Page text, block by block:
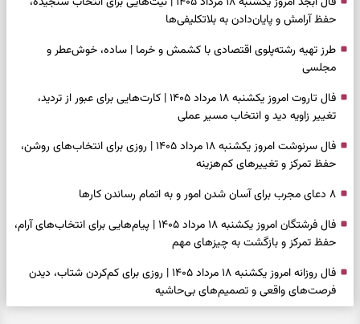
حفظ آرامش و پایان‌دادن به بلاتکلیفی‌ها
طرز تهیه رشته‌پلوی اقتصادی با کشمش و خرما | ساده، خوش‌عطر و
مجلسی
فال تاروت امروز یکشنبه ۱۸ مرداد ۱۴۰۵ | کارت‌هایی برای عبور از تردید،
تغییر زاویه دید و انتخاب مسیر عملی
فال سرنوشت امروز یکشنبه ۱۸ مرداد ۱۴۰۵ | روزی برای انتخاب‌های روشن،
حفظ تمرکز و تغییرهای کم‌هزینه
۸ دعای مجرب برای آسان شدن امور و به اتمام رساندن کار‌ها
فال فرشتگان امروز یکشنبه ۱۸ مرداد ۱۴۰۵ | پیام‌هایی برای انتخاب‌های آرام،
حفظ تمرکز و بازگشت به چیزهای مهم
فال روزانه امروز یکشنبه ۱۸ مرداد ۱۴۰۵ | روزی برای کم‌کردن شتاب، دیدن
فرصت‌های واقعی و تصمیم‌های بی‌حاشیه